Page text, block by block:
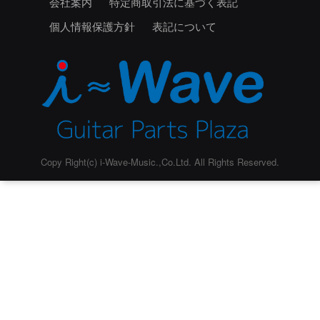
個人情報保護方針
表記について
Copy Right(c) i-Wave-Music.,Co.Ltd. All Rights Reserved.